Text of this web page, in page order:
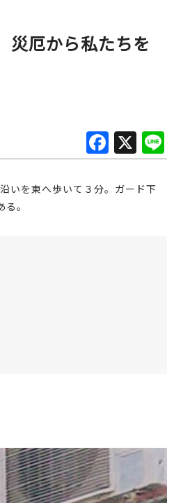
災厄から私たちを
F
a
c
X
いを東へ歩いて３分。ガード下
。